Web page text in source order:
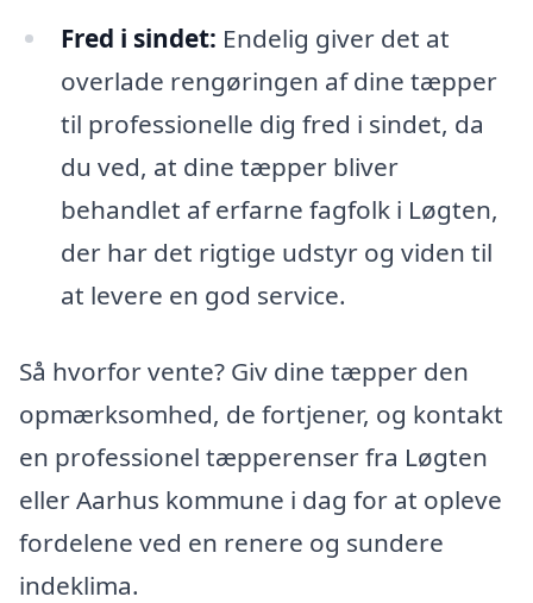
Fred i sindet: Endelig giver det at
overlade rengøringen af dine tæpper
til professionelle dig fred i sindet, da
du ved, at dine tæpper bliver
behandlet af erfarne fagfolk i Løgten,
der har det rigtige udstyr og viden til
at levere en god service.
Så hvorfor vente? Giv dine tæpper den
opmærksomhed, de fortjener, og kontakt
en professionel tæpperenser fra Løgten
eller Aarhus kommune i dag for at opleve
fordelene ved en renere og sundere
indeklima.